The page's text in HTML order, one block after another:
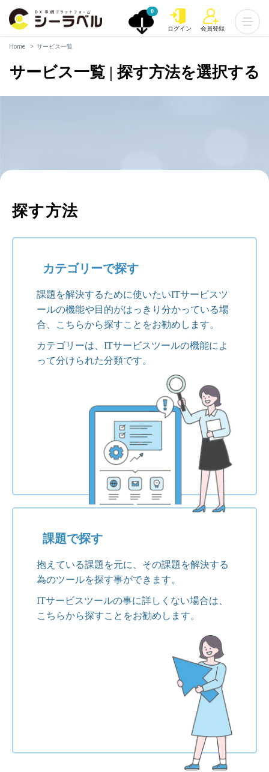
0
ログイン 会員登録
Home サービス一覧
サービス一覧 | 探す方法を選択する
探す方法
カテゴリーで探す
課題を解決するために使いたいITサービスツ
ールの機能や目的がはっきり分かっている場
合、こちらから探すことをお勧めします。
カテゴリーは、ITサービスツールの機能によ
って分けられた分類です。
課題で探す
抱えている課題を元に、その課題を解決する
為のツールを探す事ができます。
ITサービスツールの事に詳しくない場合は、
こちらから探すことをお勧めします。